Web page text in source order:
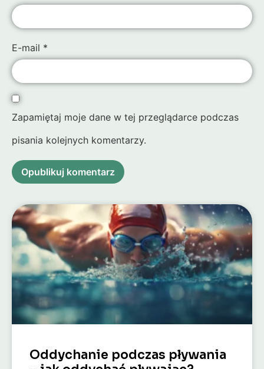
E-mail *
Zapamiętaj moje dane w tej przeglądarce podczas
pisania kolejnych komentarzy.
Alternative:
Alternative:
Oddychanie podczas pływania